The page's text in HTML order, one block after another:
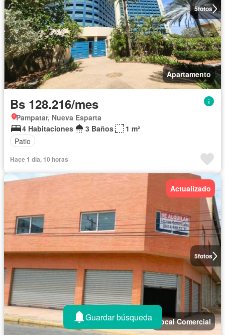
5fotos
Apartamento
Bs 128.216/mes
Pampatar, Nueva Esparta
4 Habitaciones
3 Baños
1 m²
Patio
Hace 1 día, 10 horas
5fotos
Actualizado
Local Comercial
Guardar búsqueda